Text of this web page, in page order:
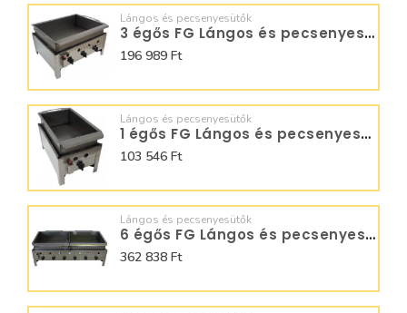
Lángos és pecsenyesütők
3 égős FG Lángos és pecsenyesütő - BGT-3.1 LRM
196 989 Ft
Lángos és pecsenyesütők
1 égős FG Lángos és pecsenyesütő - BGT-1.1 LRM
103 546 Ft
Lángos és pecsenyesütők
6 égős FG Lángos és pecsenyesütő - BGT-6.1 L
362 838 Ft